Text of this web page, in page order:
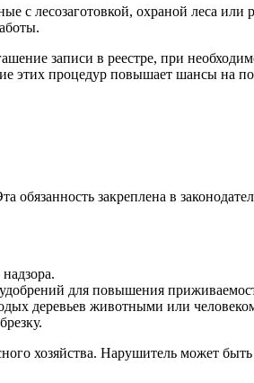
с лесозаготовкой, охраной леса или
записи в реестре, при
процедур повышает шансы на
закреплена в
для повышения
деревьев животными или
хозяйства. Нарушитель может